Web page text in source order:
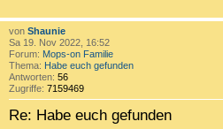
von Shaunie
Sa 19. Nov 2022, 16:52
Forum: Mops-on Familie
Thema: Habe euch gefunden
Antworten: 56
Zugriffe: 7159469
Re: Habe euch gefunden